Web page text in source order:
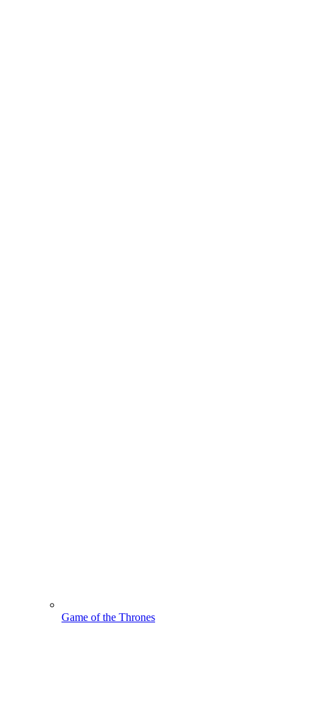
Game of the Thrones